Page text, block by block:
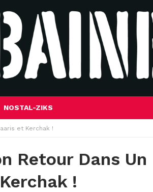
NOSTAL-ZIKS
et Kerchak !
Retour Dans Un
!